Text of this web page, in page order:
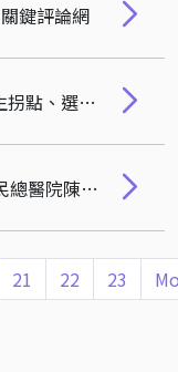
鍵評論網
10/30 黃日燦律師演講: 我的人生拐點、選擇、和挑戰
10/30 孫運璿科技演講- 臺北榮民總醫院陳威明院長
21 22 23